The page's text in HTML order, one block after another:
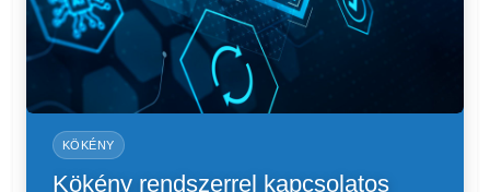
KÖKÉNY
Kökény rendszerrel kapcsolatos